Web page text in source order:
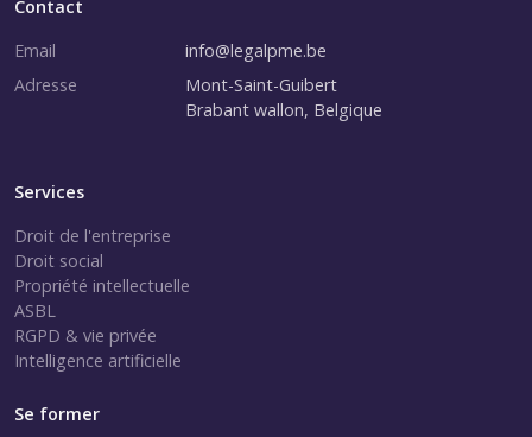
Contact
Email
info@legalpme.be
Adresse
Mont-Saint-Guibert
Brabant wallon, Belgique
Services
Droit de l'entreprise
Droit social
Propriété intellectuelle
ASBL
RGPD & vie privée
Intelligence artificielle
Se former